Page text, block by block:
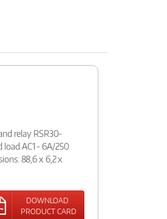
relay RSR30-
load AC1 - 6A/250
88,6 x 6,2 x
DOWNLOAD
PRODUCT CARD